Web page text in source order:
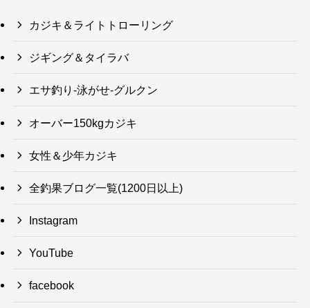
カジキ＆ライトトローリング
ジギング＆タイラバ
エサ釣り-泳がせ-グルクン
オーバー150kgカジキ
女性＆少年カジキ
全釣果ブログ一覧(1200日以上)
Instagram
YouTube
facebook